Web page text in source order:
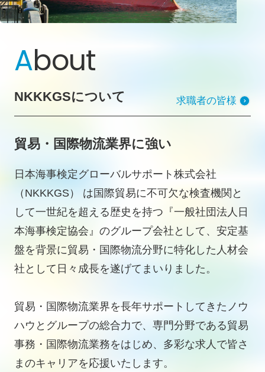
About
NKKKGSについて 求職者の皆様
貿易・国際物流業界に強い
日本海事検定グローバルサポート株式会社
（NKKKGS） は国際貿易に不可欠な検査機関と
して一世紀を超える歴史を持つ『一般社団法人日
本海事検定協会』のグループ会社として、安定基
盤を背景に貿易・国際物流分野に特化した人材会
社として日々成長を遂げてまいりました。
貿易・国際物流業界を長年サポートしてきたノウ
ハウとグループの総合力で、専門分野である貿易
事務・国際物流業務をはじめ、多彩な求人で皆さ
まのキャリアを応援いたします。